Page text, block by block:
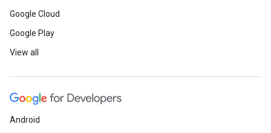
Google Cloud
Google Play
View all
Android